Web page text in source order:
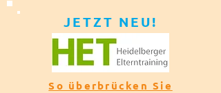
JETZT NEU!​​
So überbrücken Sie